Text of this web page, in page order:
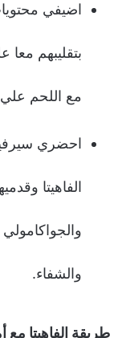
اضيفي
بتقليبهم معا
مع اللحم علي
احضري
الفاهيتا
والجواكامولي
والشفاء.
طريقة الفاهيتا